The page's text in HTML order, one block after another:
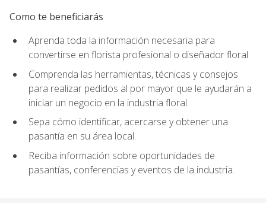
Como te beneficiarás
Aprenda toda la información necesaria para
convertirse en florista profesional o diseñador floral.
Comprenda las herramientas, técnicas y consejos
para realizar pedidos al por mayor que le ayudarán a
iniciar un negocio en la industria floral.
Sepa cómo identificar, acercarse y obtener una
pasantía en su área local.
Reciba información sobre oportunidades de
pasantías, conferencias y eventos de la industria.